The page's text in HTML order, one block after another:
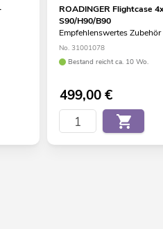
ROADINGER Flightcase
S90/H90/B90
Empfehlenswertes Zubehör
No. 31001078
Bestand reicht ca. 10 Wo.
499,00€